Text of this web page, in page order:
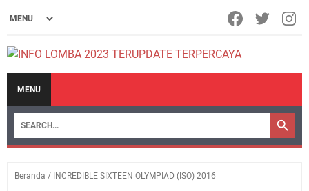
MENU
Beranda / INCREDIBLE SIXTEEN OLYMPIAD (ISO) 2016